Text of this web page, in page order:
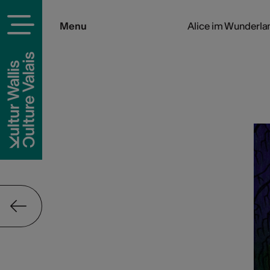
Menu Alice im